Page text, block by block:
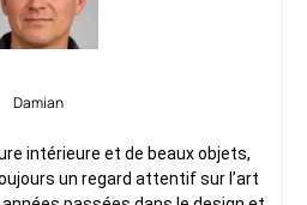
Damian
intérieure et de beaux objets,
un regard attentif sur l’art